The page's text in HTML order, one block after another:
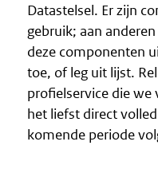
Datastelsel. Er zijn
gebruik; aan
deze componenten
toe, of leg uit lijst.
profielservice die we
het liefst direct
komende periode